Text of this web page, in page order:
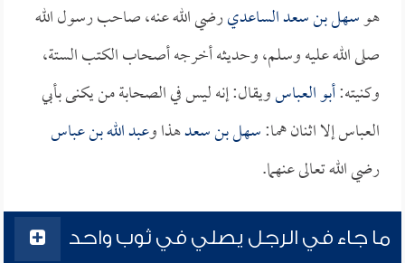
هوسهل بن سعد الساعديرضي الله عنه، صاحب رسول الله
صلى الله عليه وسلم، وحديثه أخرجه أصحاب الكتب الستة،
وكنيته:أبو العباسويقال: إنه ليس في الصحابة من يكنى بأبي
العباس إلا اثنان هما:سهل بن سعدهذا وعبد الله بن عباس
رضي الله تعالى عنهما.
ما جاء في الرجل يصلي في ثوب واحد